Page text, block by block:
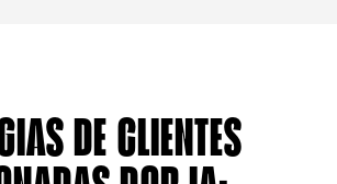
DE CLIENTES